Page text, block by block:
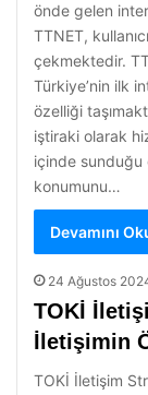
önde gelen
TTNET,
çekmektedir.
Türkiye’nin ilk
özelliği
iştiraki olarak
içinde
konumunu…
Devamını
24 Ağustos
TOKİ
İletişimin
TOKİ İletişim